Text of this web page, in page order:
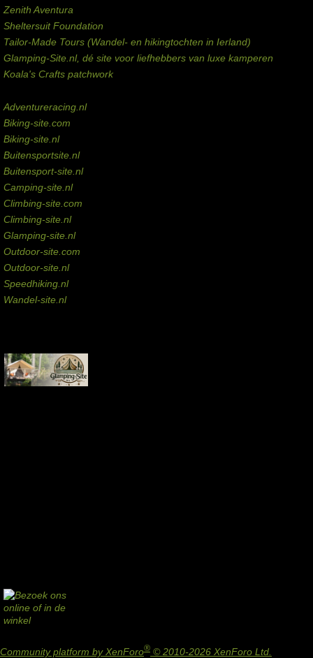
Zenith Aventura
Sheltersuit Foundation
Tailor-Made Tours (Wandel- en hikingtochten in Ierland)
Glamping-Site.nl, dé site voor liefhebbers van luxe kamperen
Koala's Crafts patchwork
Adventureracing.nl
Biking-site.com
Biking-site.nl
Buitensportsite.nl
Buitensport-site.nl
Camping-site.nl
Climbing-site.com
Climbing-site.nl
Glamping-site.nl
Outdoor-site.com
Outdoor-site.nl
Speedhiking.nl
Wandel-site.nl
Community platform by XenForo® © 2010-2026 XenForo Ltd.